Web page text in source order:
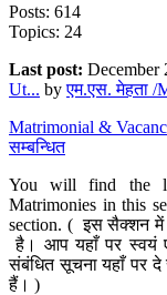
Posts: 614
Topics: 24
Last post: December
Ut... byएम.एस. मेहता /
Matrimonial &
सम्बन्धित
You will find the
Matrimonies in this
section. ( इस सैक्शन में
है। आप यहाँ पर स्वयं
संबंधित सूचना यहाँ पर
हैं। )